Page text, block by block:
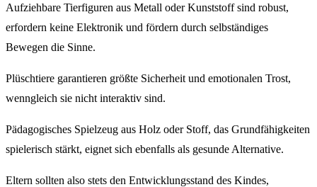
Aufziehbare Tierfiguren aus Metall oder Kunststoff sind robust,
erfordern keine Elektronik und fördern durch selbständiges
Bewegen die Sinne.
Plüschtiere garantieren größte Sicherheit und emotionalen Trost,
wenngleich sie nicht interaktiv sind.
Pädagogisches Spielzeug aus Holz oder Stoff, das Grundfähigkeiten
spielerisch stärkt, eignet sich ebenfalls als gesunde Alternative.
Eltern sollten also stets den Entwicklungsstand des Kindes,